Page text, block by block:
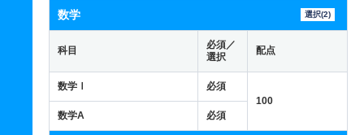
数学 選択(2)
科目
必須／
選択
配点
数学Ⅰ
必須
100
数学A
必須